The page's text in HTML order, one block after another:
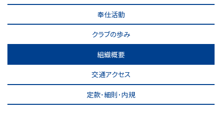
奉仕活動
クラブの歩み
組織概要
交通アクセス
定款･細則･内規